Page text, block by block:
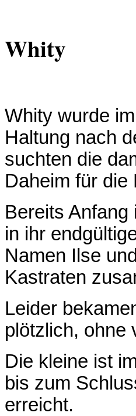
Whity
Whity wurde
Haltung nach
suchten die
Daheim für die
Bereits
in ihr
Namen Ilse
Kastraten
Leider
plötzlich, ohne
Die kleine ist
bis zum
erreicht.